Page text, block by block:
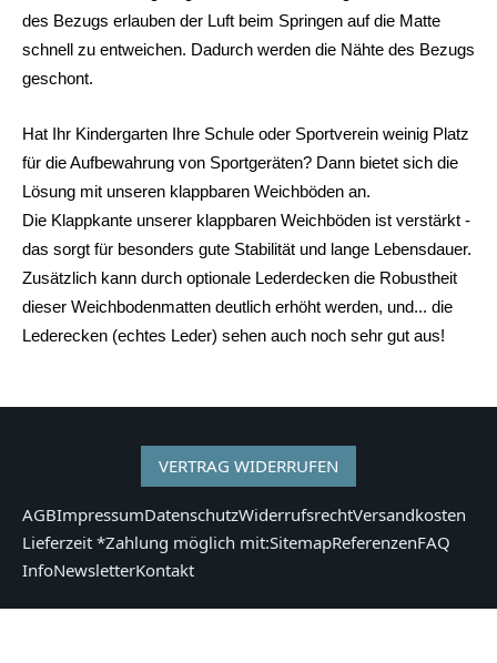
des Bezugs erlauben der Luft beim Springen auf die Matte
schnell zu entweichen. Dadurch werden die Nähte des Bezugs
geschont.
Hat Ihr Kindergarten Ihre Schule oder Sportverein weinig Platz
für die Aufbewahrung von Sportgeräten? Dann bietet sich die
Lösung mit unseren klappbaren Weichböden an.
Die Klappkante unserer klappbaren Weichböden ist verstärkt -
das sorgt für besonders gute Stabilität und lange Lebensdauer.
Zusätzlich kann durch optionale Lederdecken die Robustheit
dieser Weichbodenmatten deutlich erhöht werden, und... die
Lederecken (echtes Leder) sehen auch noch sehr gut aus!
VERTRAG WIDERRUFEN
AGBImpressumDatenschutzWiderrufsrechtVersandkosten
Lieferzeit *Zahlung möglich mit:SitemapReferenzenFAQ
InfoNewsletterKontakt